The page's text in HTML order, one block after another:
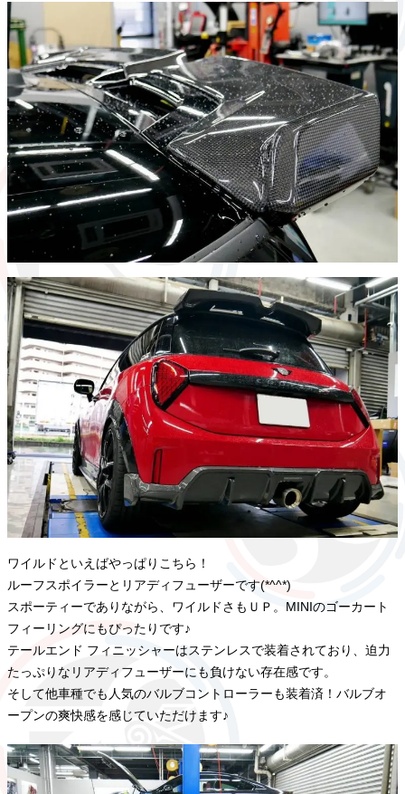
ワイルドといえばやっぱりこちら！
ルーフスポイラーとリアディフューザーです(*^^*)
スポーティーでありながら、ワイルドさもＵＰ。MINIのゴーカート
フィーリングにもぴったりです♪
テールエンド フィニッシャーはステンレスで装着されており、迫力
たっぷりなリアディフューザーにも負けない存在感です。
そして他車種でも人気のバルブコントローラーも装着済！バルブオ
ープンの爽快感を感じていただけます♪